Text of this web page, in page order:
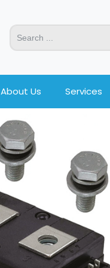
About Us Services